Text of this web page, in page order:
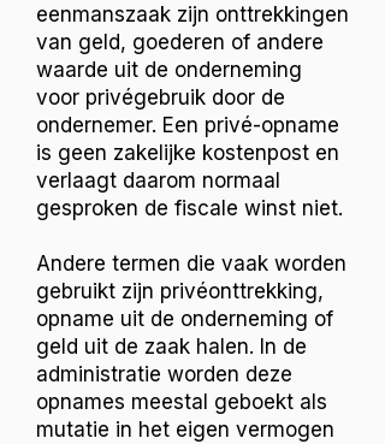
eenmanszaak zijn onttrekkingen
van geld, goederen of andere
waarde uit de onderneming
voor privégebruik door de
ondernemer. Een privé-opname
is geen zakelijke kostenpost en
verlaagt daarom normaal
gesproken de fiscale winst niet.
Andere termen die vaak worden
gebruikt zijn privéonttrekking,
opname uit de onderneming of
geld uit de zaak halen. In de
administratie worden deze
opnames meestal geboekt als
mutatie in het eigen vermogen